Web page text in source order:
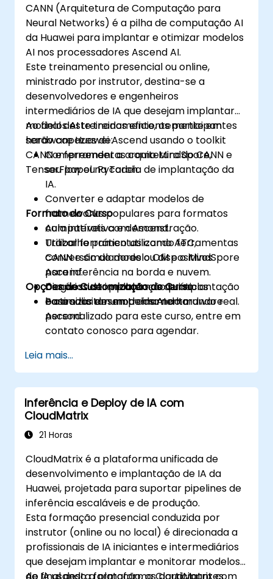
CANN (Arquitetura de Computação para
Neural Networks) é a pilha de computação AI
da Huawei para implantar e otimizar modelos
AI nos processadores Ascend AI.
Este treinamento presencial ou online,
ministrado por instrutor, destina-se a
desenvolvedores e engenheiros
intermediários de IA que desejam implantar
modelos AI treinados eficientemente em
hardware Huawei Ascend usando o toolkit
CANN e ferramentas como MindSpore,
TensorFlow ou PyTorch.
Ao final deste treinamento, os participantes
serão capazes de:
Compreender a arquitetura do CANN e
seu papel na cadeia de implantação da
IA.
Converter e adaptar modelos de
frameworks populares para formatos
compatíveis com Ascend.
Utilizar ferramentas como ATC,
conversão do modelo OM e o MindSpore
para inferência na borda e nuvem.
Diagnosticar problemas de implantação
e otimizar desempenho no hardware
Ascend.
Formato do Curso
Aula interativa e demonstração.
Trabalho prático utilizando ferramentas
CANN e simuladores ou dispositivos
Ascend.
Cenários de implantação práticos
baseados em modelos AI do mundo real.
Opções de Customização do Curso
Para solicitar um treinamento
personalizado para este curso, entre em
contato conosco para agendar.
Leia mais...
Inferência e Deploy de IA com
CloudMatrix
21 Horas
CloudMatrix é a plataforma unificada de
desenvolvimento e implantação de IA da
Huawei, projetada para suportar pipelines de
inferência escaláveis e de produção.
Esta formação presencial conduzida por
instrutor (online ou no local) é direcionada a
profissionais de IA iniciantes e intermediários
que desejam implantar e monitorar modelos
de IA usando a plataforma CloudMatrix com
Ao final desta formação, os participantes